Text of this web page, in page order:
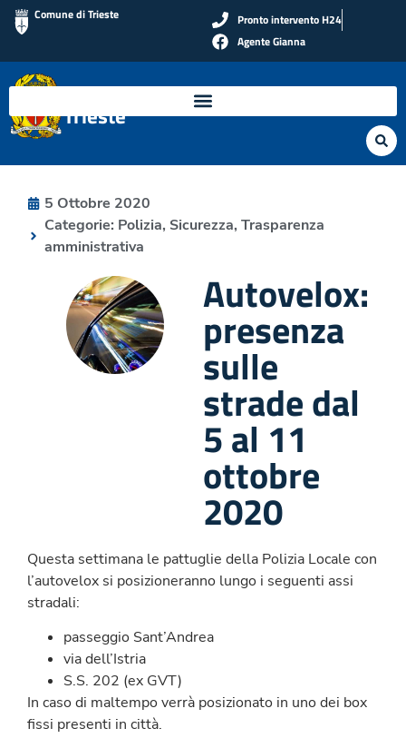
Comune di Trieste
Pronto intervento H24
Agente Gianna
Polizia Locale di
Trieste
5 Ottobre 2020
Categorie: Polizia, Sicurezza, Trasparenza
amministrativa
Autovelox:
presenza
sulle
strade dal
5 al 11
ottobre
2020
Questa settimana le pattuglie della Polizia Locale con
l’autovelox si posizioneranno lungo i seguenti assi
stradali:
passeggio Sant’Andrea
via dell’Istria
S.S. 202 (ex GVT)
In caso di maltempo verrà posizionato in uno dei box
fissi presenti in città.